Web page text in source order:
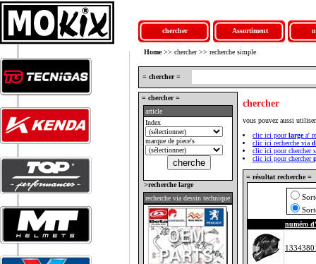
chercher Assortiment
Home>> chercher >> recherche simple
= chercher =
= chercher =
article
Index
marque de piece's
>recherche large
recherche via dessin technique
chercher
vous pouvez aussi
clic ici pourlargea'
clic ici recherche via
clic ici pour chercher
clic ici pour chercher
= résultat recherche =
numéro